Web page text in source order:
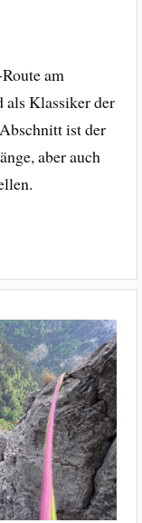
am
als Klassiker der
ist der
aber auch